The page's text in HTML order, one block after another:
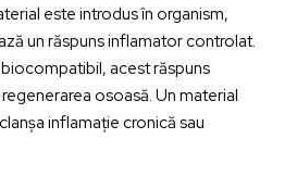
este introdus în organism,
un răspuns inflamator controlat.
acest răspuns
osoasă. Un material
inflamație cronică sau